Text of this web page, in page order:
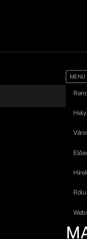
MENÜ